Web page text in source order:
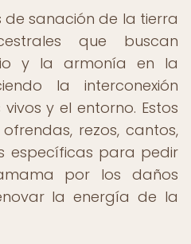
de sanación de la tierra
que buscan
y la armonía en la
la interconexión
y el entorno. Estos
rezos, cantos,
específicas para pedir
por los daños
la energía de la